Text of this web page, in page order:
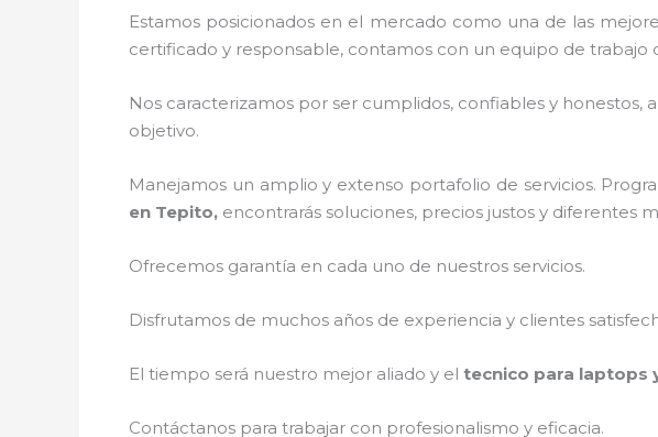
Estamos posicionados en el mercado como una de las
certificado y responsable, contamos con un equipo de
Nos caracterizamos por ser cumplidos, confiables y
objetivo.
Manejamos un amplio y extenso portafolio de servicios.
en Tepito, encontrarás soluciones, precios justos y diferentes
Ofrecemos garantía en cada uno de nuestros servicios.
Disfrutamos de muchos años de experiencia y clientes
El tiempo será nuestro mejor aliado y el tecnico para laptops
Contáctanos para trabajar con profesionalismo y eficacia.